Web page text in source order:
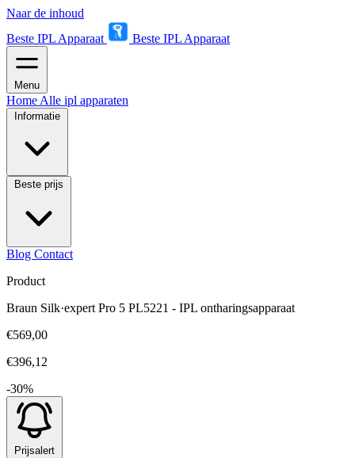
Naar de inhoud
Beste IPL Apparaat
Beste IPL Apparaat
Menu
Home Alle ipl apparaten
Informatie
Beste prijs
Blog Contact
Product
Braun Silk·expert Pro 5 PL5221 - IPL ontharingsapparaat
€569,00
€396,12
-30%
Prijsalert